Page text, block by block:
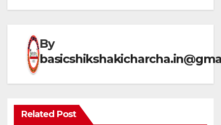
A
p
a
b
k
By
Related Post